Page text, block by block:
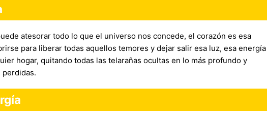
atesorar todo lo que el universo nos concede, el corazón es esa
para liberar todas aquellos temores y dejar salir esa luz, esa energía
hogar, quitando todas las telarañas ocultas en lo más profundo y
perdidas.